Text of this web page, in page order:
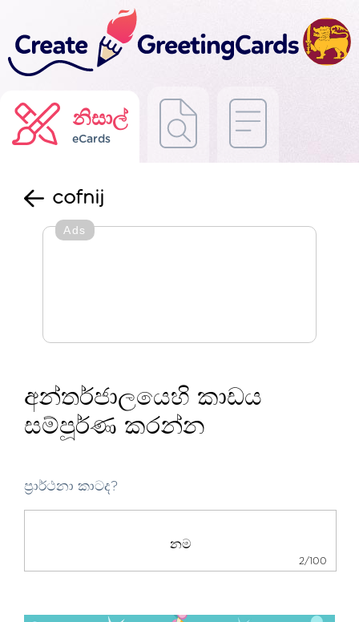
නිසාල්
eCards
cofnij
Ads
අන්තර්ජාලයෙහි කාඩය
සම්පූර්ණ කරන්න
ප්‍රාර්ථනා කාටද?
2/100